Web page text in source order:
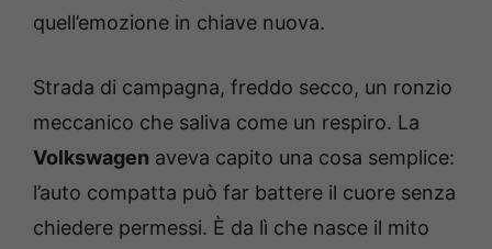
quell’emozione in chiave nuova.
Strada di campagna, freddo secco, un ronzio
meccanico che saliva come un respiro. La
Volkswagen aveva capito una cosa semplice:
l’auto compatta può far battere il cuore senza
chiedere permessi. È da lì che nasce il mito